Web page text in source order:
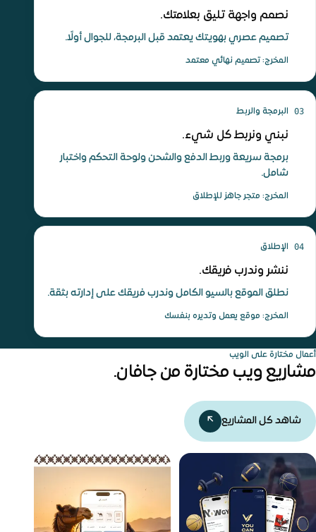
نصمم واجهة تليق بعلامتك.
تصميم عصري بهويتك يعتمد قبل البرمجة، للجوال أولًا.
المخرج: تصميم نهائي معتمد
03 البرمجة والربط
نبني ونربط كل شيء.
برمجة سريعة وربط الدفع والشحن ولوحة التحكم واختبار
شامل.
المخرج: متجر جاهز للإطلاق
04 الإطلاق
ننشر وندرب فريقك.
نطلق الموقع بالسيو الكامل وندرب فريقك على إدارته بثقة.
المخرج: موقع يعمل وتديره بنفسك
أعمال مختارة على الويب
مشاريع ويب مختارة من جافان.
شاهد كل المشاريع ↗